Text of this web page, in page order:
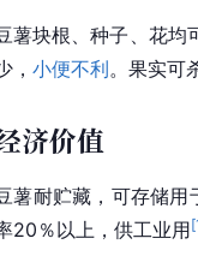
薯块根、种子、花均
， 小便不利。果实可
济价值
薯耐贮藏，可存储用
20％以上，供工业用[